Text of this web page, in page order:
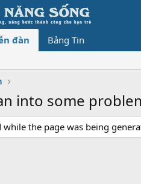
đàn Bảng Tin
into some
the page was being